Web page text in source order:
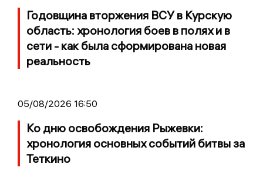
Годовщина вторжения ВСУ в Курскую
область: хронология боев в полях и в
сети - как была сформирована новая
реальность
05/08/2026 16:50
Ко дню освобождения Рыжевки:
хронология основных событий битвы за
Теткино